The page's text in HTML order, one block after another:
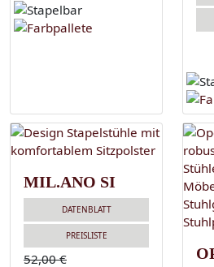
MIL.ANO SI
DATENBLATT
PREISLISTE
52,00 €